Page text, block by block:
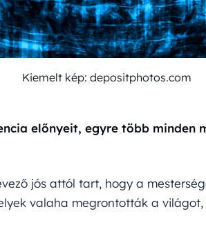
Kiemelt kép: depositphotos.com
előnyeit, egyre több minden
jós attól tart, hogy a
valaha megrontották a